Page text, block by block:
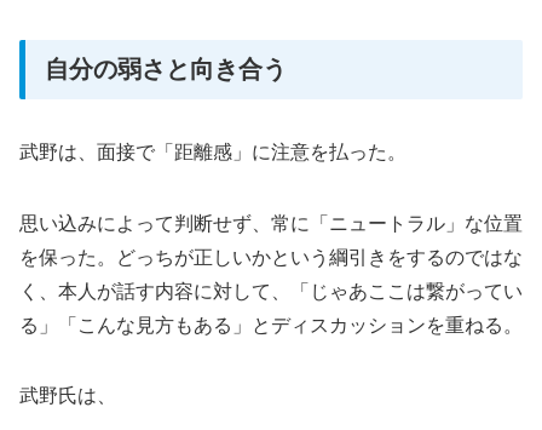
自分の弱さと向き合う
武野は、面接で「距離感」に注意を払った。
思い込みによって判断せず、常に「ニュートラル」な位置
を保った。どっちが正しいかという綱引きをするのではな
く、本人が話す内容に対して、「じゃあここは繋がってい
る」「こんな見方もある」とディスカッションを重ねる。
武野氏は、